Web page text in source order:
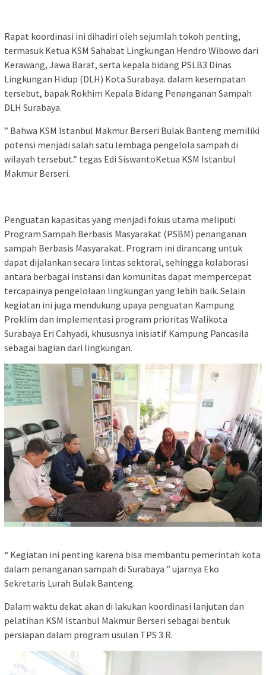
Rapat koordinasi ini dihadiri oleh sejumlah tokoh penting,
termasuk Ketua KSM Sahabat Lingkungan Hendro Wibowo dari
Kerawang, Jawa Barat, serta kepala bidang PSLB3 Dinas
Lingkungan Hidup (DLH) Kota Surabaya. dalam kesempatan
tersebut, bapak Rokhim Kepala Bidang Penanganan Sampah
DLH Surabaya.
” Bahwa KSM Istanbul Makmur Berseri Bulak Banteng memiliki
potensi menjadi salah satu lembaga pengelola sampah di
wilayah tersebut.” tegas Edi SiswantoKetua KSM Istanbul
Makmur Berseri.
Penguatan kapasitas yang menjadi fokus utama meliputi
Program Sampah Berbasis Masyarakat (PSBM) penanganan
sampah Berbasis Masyarakat. Program ini dirancang untuk
dapat dijalankan secara lintas sektoral, sehingga kolaborasi
antara berbagai instansi dan komunitas dapat mempercepat
tercapainya pengelolaan lingkungan yang lebih baik. Selain
kegiatan ini juga mendukung upaya penguatan Kampung
Proklim dan implementasi program prioritas Walikota
Surabaya Eri Cahyadi, khususnya inisiatif Kampung Pancasila
sebagai bagian dari lingkungan.
“ Kegiatan ini penting karena bisa membantu pemerintah kota
dalam penanganan sampah di Surabaya ” ujarnya Eko
Sekretaris Lurah Bulak Banteng.
Dalam waktu dekat akan di lakukan koordinasi lanjutan dan
pelatihan KSM Istanbul Makmur Berseri sebagai bentuk
persiapan dalam program usulan TPS 3 R.